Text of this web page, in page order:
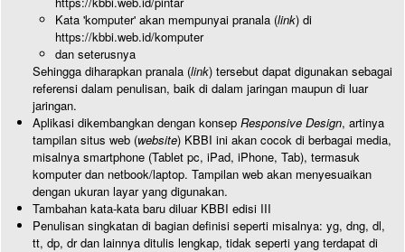
Kata 'komputer' akan mempunyai pranala (link) di
https://kbbi.web.id/komputer
dan seterusnya
Sehingga diharapkan pranala (link) tersebut dapat digunakan sebagai
referensi dalam penulisan, baik di dalam jaringan maupun di luar
jaringan.
Aplikasi dikembangkan dengan konsep Responsive Design, artinya
tampilan situs web (website) KBBI ini akan cocok di berbagai media,
misalnya smartphone (Tablet pc, iPad, iPhone, Tab), termasuk
komputer dan netbook/laptop. Tampilan web akan menyesuaikan
dengan ukuran layar yang digunakan.
Tambahan kata-kata baru diluar KBBI edisi III
Penulisan singkatan di bagian definisi seperti misalnya: yg, dng, dl,
tt, dp, dr dan lainnya ditulis lengkap, tidak seperti yang terdapat di